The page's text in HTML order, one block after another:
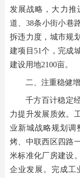
发展战略，大力推
道、38条小街小巷
拆违力度，城市规
建项目51个，完成
建设用地2100亩。
二、注重稳健
千方百计稳定
力提升发展质效。
业新城战略规划调
烤、中联西区四路
米标准化厂房建设
企业发展。完成工